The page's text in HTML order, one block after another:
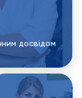
досвідом